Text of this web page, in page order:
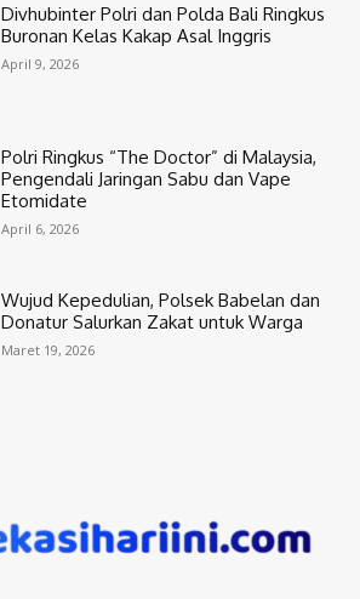
Divhubinter Polri dan Polda Bali Ringkus
Buronan Kelas Kakap Asal Inggris
April 9, 2026
Polri Ringkus “The Doctor” di Malaysia,
Pengendali Jaringan Sabu dan Vape
Etomidate
April 6, 2026
Wujud Kepedulian, Polsek Babelan dan
Donatur Salurkan Zakat untuk Warga
Maret 19, 2026